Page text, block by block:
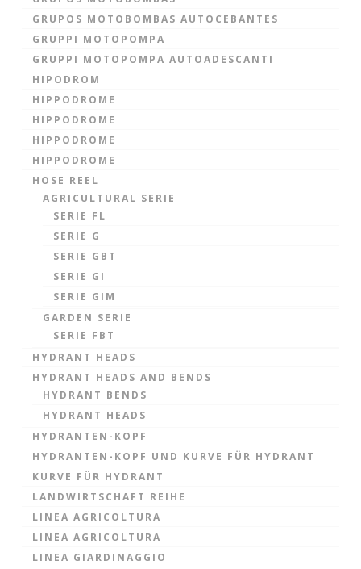
GRUPOS MOTOBOMBAS AUTOCEBANTES
GRUPPI MOTOPOMPA
GRUPPI MOTOPOMPA AUTOADESCANTI
HIPODROM
HIPPODROME
HIPPODROME
HIPPODROME
HIPPODROME
HOSE REEL
AGRICULTURAL SERIE
SERIE FL
SERIE G
SERIE GBT
SERIE GI
SERIE GIM
GARDEN SERIE
SERIE FBT
HYDRANT HEADS
HYDRANT HEADS AND BENDS
HYDRANT BENDS
HYDRANT HEADS
HYDRANTEN-KOPF
HYDRANTEN-KOPF UND KURVE FÜR HYDRANT
KURVE FÜR HYDRANT
LANDWIRTSCHAFT REIHE
LINEA AGRICOLTURA
LINEA AGRICOLTURA
LINEA GIARDINAGGIO